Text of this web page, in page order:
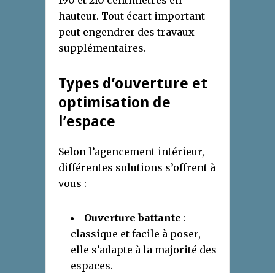
hauteur. Tout écart important
peut engendrer des travaux
supplémentaires.
Types d’ouverture et
optimisation de
l’espace
Selon l’agencement intérieur,
différentes solutions s’offrent à
vous :
Ouverture battante :
classique et facile à poser,
elle s’adapte à la majorité des
espaces.